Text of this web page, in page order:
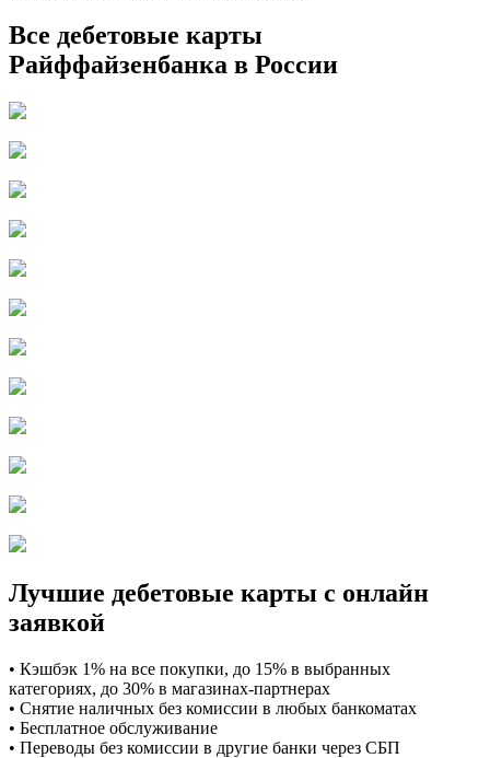
Все дебетовые карты
Райффайзенбанка в России
Лучшие дебетовые карты с онлайн
заявкой
• Кэшбэк 1% на все покупки, до 15% в выбранных
категориях, до 30% в магазинах-партнерах
• Снятие наличных без комиссии в любых банкоматах
• Бесплатное обслуживание
• Переводы без комиссии в другие банки через СБП